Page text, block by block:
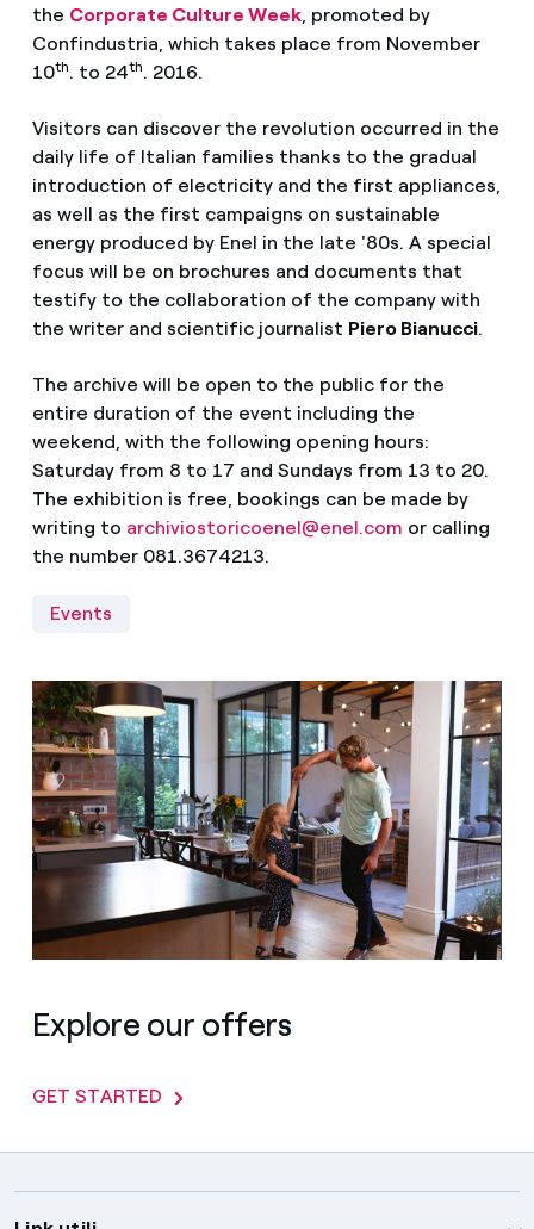
the Corporate Culture Week, promoted by
Confindustria, which takes place from November
10th. to 24th. 2016.
Visitors can discover the revolution occurred in the
daily life of Italian families thanks to the gradual
introduction of electricity and the first appliances,
as well as the first campaigns on sustainable
energy produced by Enel in the late '80s. A special
focus will be on brochures and documents that
testify to the collaboration of the company with
the writer and scientific journalist Piero Bianucci.
The archive will be open to the public for the
entire duration of the event including the
weekend, with the following opening hours:
Saturday from 8 to 17 and Sundays from 13 to 20.
The exhibition is free, bookings can be made by
writing to archiviostoricoenel@enel.com or calling
the number 081.3674213.
Events
Explore our offers
GET STARTED